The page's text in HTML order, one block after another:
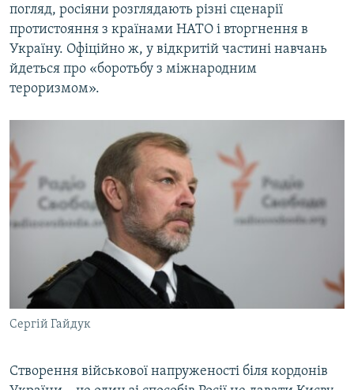
погляд, росіяни розглядають різні сценарії
протистояння з країнами НАТО і вторгнення в
Україну. Офіційно ж, у відкритій частині навчань
йдеться про «боротьбу з міжнародним
тероризмом».
Сергій Гайдук
Створення військової напруженості біля кордонів